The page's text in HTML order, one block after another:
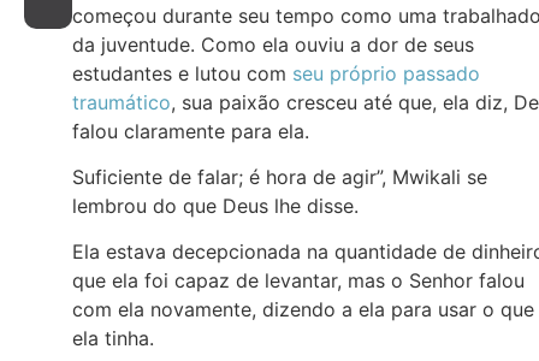
começou durante seu tempo como uma
da juventude. Como ela ouviu a dor de seus
estudantes e lutou com seu próprio passado
traumático, sua paixão cresceu até que, ela diz,
falou claramente para ela.
Suficiente de falar; é hora de agir”, Mwikali se
lembrou do que Deus lhe disse.
Ela estava decepcionada na quantidade de
que ela foi capaz de levantar, mas o Senhor falou
com ela novamente, dizendo a ela para usar o que
ela tinha.